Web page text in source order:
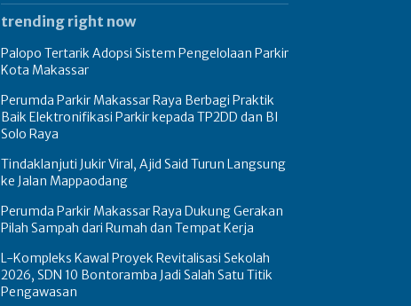
trending right now
Palopo Tertarik Adopsi Sistem Pengelolaan Parkir
Kota Makassar
Perumda Parkir Makassar Raya Berbagi Praktik
Baik Elektronifikasi Parkir kepada TP2DD dan BI
Solo Raya
Tindaklanjuti Jukir Viral, Ajid Said Turun Langsung
ke Jalan Mappaodang
Perumda Parkir Makassar Raya Dukung Gerakan
Pilah Sampah dari Rumah dan Tempat Kerja
L-Kompleks Kawal Proyek Revitalisasi Sekolah
2026, SDN 10 Bontoramba Jadi Salah Satu Titik
Pengawasan